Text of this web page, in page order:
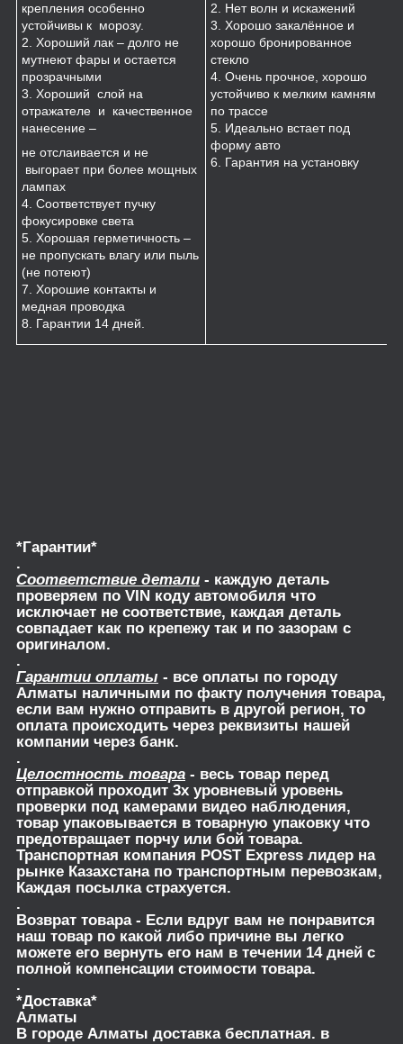
крепления особенно
устойчивы к морозу.
2. Хороший лак – долго не
мутнеют фары и остается
прозрачными
3. Хороший слой на
отражателе и качественное
нанесение –
не отслаивается и не
выгорает при более мощных
лампах
4. Соответствует пучку
фокусировке света
5. Хорошая герметичность –
не пропускать влагу или пыль
(не потеют)
7. Хорошие контакты и
медная проводка
8. Гарантии 14 дней.
2. Нет волн и искажений
3. Хорошо закалённое и
хорошо бронированное
стекло
4. Очень прочное, хорошо
устойчиво к мелким камням
по трассе
5. Идеально встает под
форму авто
6. Гарантия на установку
*Гарантии*
.
Соответствие детали - каждую деталь
проверяем по VIN коду автомобиля что
исключает не соответствие, каждая деталь
совпадает как по крепежу так и по зазорам с
оригиналом.
.
Гарантии оплаты - все оплаты по городу
Алматы наличными по факту получения товара,
если вам нужно отправить в другой регион, то
оплата происходить через реквизиты нашей
компании через банк.
.
Целостность товара - весь товар перед
отправкой проходит 3х уровневый уровень
проверки под камерами видео наблюдения,
товар упаковывается в товарную упаковку что
предотвращает порчу или бой товара.
Транспортная компания POST Express лидер на
рынке Казахстана по транспортным перевозкам,
Каждая посылка страхуется.
.
Возврат товара- Если вдруг вам не понравится
наш товар по какой либо причине вы легко
можете его вернуть его нам в течении 14 дней с
полной компенсации стоимости товара.
.
*Доставка*
Алматы
В городе Алматы доставка бесплатная. в